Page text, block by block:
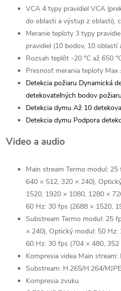
VCA 4 typy pravidiel VCA
do oblasti a výstup z oblasti),
Meranie teploty 3 typy
pravidiel (10 bodov, 10 oblastí
Rozsah teplôt -20 °C až 650
Presnosť merania teploty Max
Detekcia požiaru Dynamická
detekovateľných bodov požiaru
Detekcia dymu Až 10
Detekcia dymu Podpora
Video a audio
Main stream Termo modul:
640 × 512, 320 × 240),
1520, 1920 × 1080, 1280 ×
60 Hz: 30 fps (2688 × 1520,
Substream Termo modul: 25
× 240), Optický modul: 50
60 Hz: 30 fps (704 × 480, 352
Kompresia videa Main
Substream: H.265/H.264/
Kompresia zvuku